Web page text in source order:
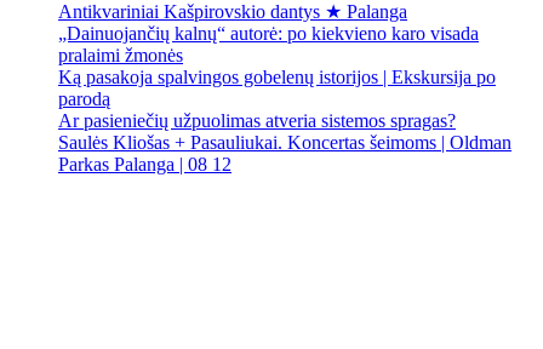
Antikvariniai Kašpirovskio dantys ★ Palanga
„Dainuojančių kalnų“ autorė: po kiekvieno karo visada
pralaimi žmonės
Ką pasakoja spalvingos gobelenų istorijos | Ekskursija po
parodą
Ar pasieniečių užpuolimas atveria sistemos spragas?
Saulės Kliošas + Pasauliukai. Koncertas šeimoms | Oldman
Parkas Palanga | 08 12